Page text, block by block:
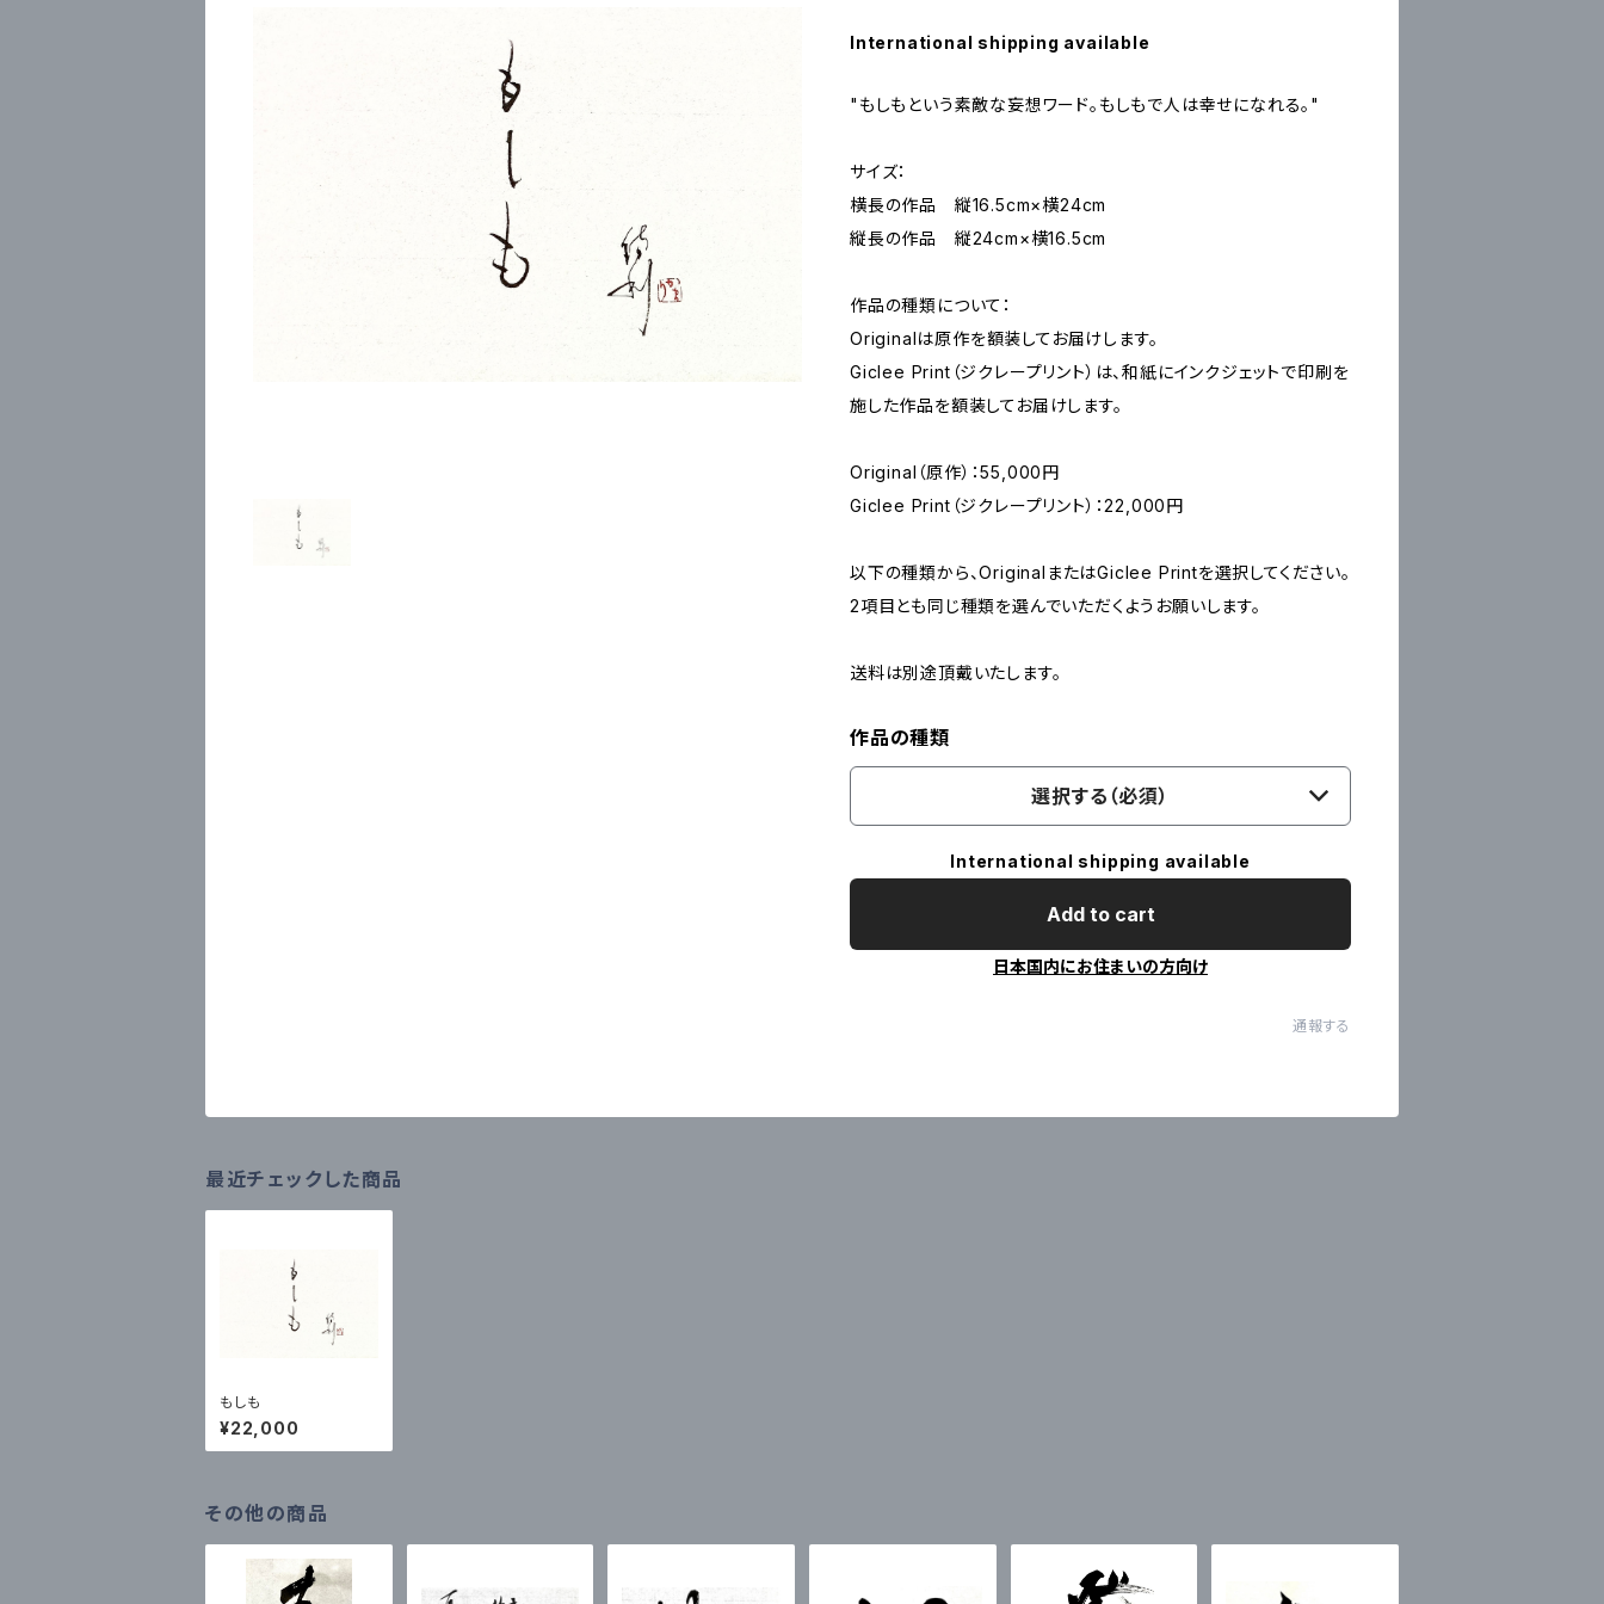
International shipping available
"もしもという素敵な妄想ワード。もしもで人は幸せになれる。"
サイズ：
横長の作品 縦16.5cm×横24cm
縦長の作品 縦24cm×横16.5cm
作品の種類について：
Originalは原作を額装してお届けします。
Giclee Print（ジクレープリント）は、和紙にインクジェットで印刷を
施した作品を額装してお届けします。
Original（原作）：55,000円
Giclee Print（ジクレープリント）：22,000円
以下の種類から、OriginalまたはGiclee Printを選択してください。
2項目とも同じ種類を選んでいただくようお願いします。
送料は別途頂戴いたします。
作品の種類
選択する（必須）
International shipping available
Add to cart
日本国内にお住まいの方向け
通報する
最近チェックした商品
もしも
¥22,000
その他の商品